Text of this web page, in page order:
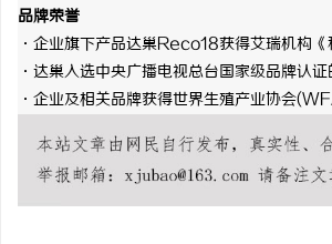
品牌荣誉
·企业旗下产品达巢Reco18获得艾瑞机构
·达巢入选中央广播电视总台国家级品牌认
·企业及相关品牌获得世界生殖产业协会